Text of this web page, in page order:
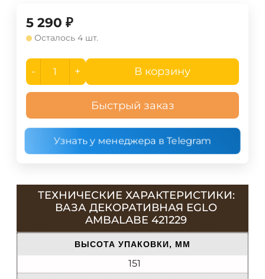
5 290 ₽
Осталось 4 шт.
- + В корзину
Быстрый заказ
Узнать у менеджера в Telegram
ТЕХНИЧЕСКИЕ ХАРАКТЕРИСТИКИ:
ВАЗА ДЕКОРАТИВНАЯ EGLO
AMBALABE 421229
ВЫСОТА УПАКОВКИ, ММ
151